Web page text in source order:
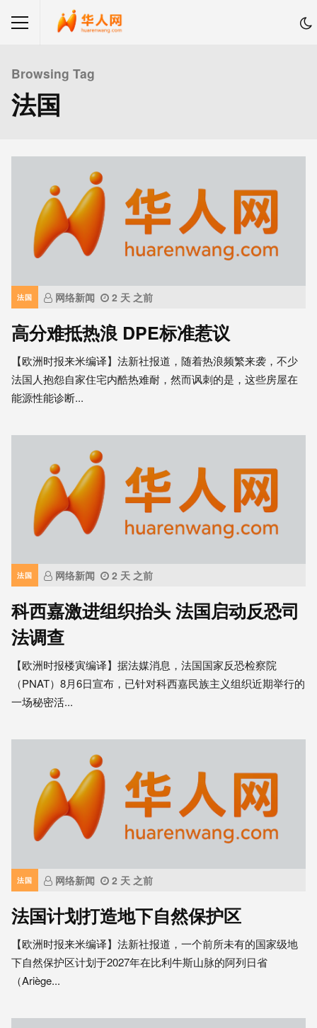
Browsing Tag
法国
法国 网络新闻 2 天 之前
高分难抵热浪 DPE标准惹议
【欧洲时报来米编译】法新社报道，随着热浪频繁来袭，不少
法国人抱怨自家住宅内酷热难耐，然而讽刺的是，这些房屋在
能源性能诊断...
法国 网络新闻 2 天 之前
科西嘉激进组织抬头 法国启动反恐司
法调查
【欧洲时报楼寅编译】据法媒消息，法国国家反恐检察院
（PNAT）8月6日宣布，已针对科西嘉民族主义组织近期举行的
一场秘密活...
法国 网络新闻 2 天 之前
法国计划打造地下自然保护区
【欧洲时报来米编译】法新社报道，一个前所未有的国家级地
下自然保护区计划于2027年在比利牛斯山脉的阿列日省
（Ariège...